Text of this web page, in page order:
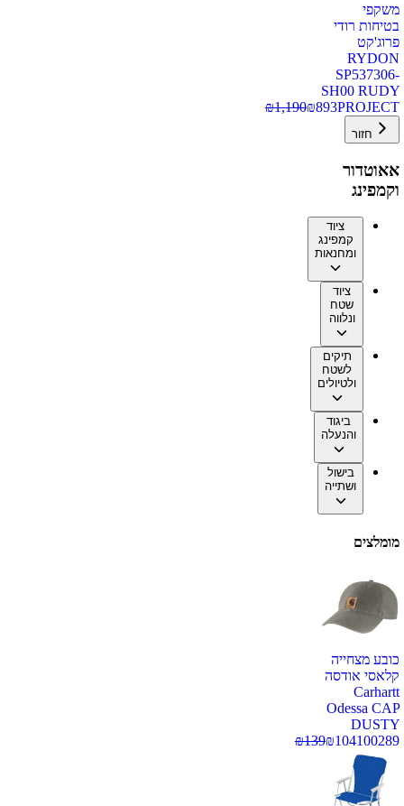
משקפי
בטיחות רודי
פרוג'קט
RYDON
SP537306-
SH00 RUDY
PROJECT
₪893
₪1,190
חזור
אאוטדור
וקמפינג
ציוד
קמפינג
ומחנאות
ציוד
שטח
ונלווה
תיקים
לשטח
ולטיולים
ביגוד
והנעלה
בישול
ושתייה
מומלצים
כובע מצחייה
קלאסי אודסה
Carhartt
Odessa CAP
DUSTY
100289
₪104
₪139